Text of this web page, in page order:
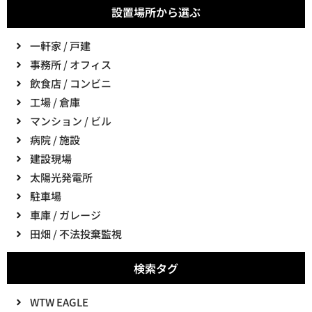
設置場所から選ぶ
一軒家 / 戸建
事務所 / オフィス
飲食店 / コンビニ
工場 / 倉庫
マンション / ビル
病院 / 施設
建設現場
太陽光発電所
駐車場
車庫 / ガレージ
田畑 / 不法投棄監視
検索タグ
WTW EAGLE